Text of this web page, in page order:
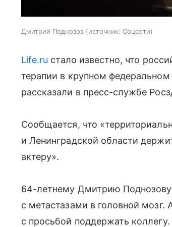
Дмитрий Поднозов источник: Соцсети
Life.ru стало известно, что
терапии в крупном
рассказали в пресс-службе
Сообщается, что
и Ленинградской области
актеру».
64-летнему Дмитрию Поднозову
с метастазами в головной мозг.
с просьбой поддержать